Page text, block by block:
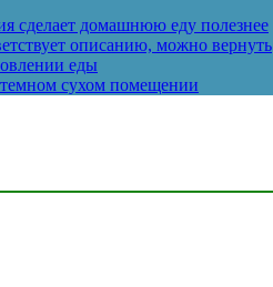
сделает домашнюю еду полезнее
описанию, можно вернуть
еды
сухом помещении